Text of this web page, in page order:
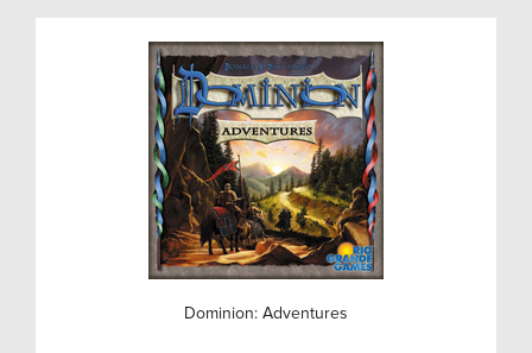
Dominion: Adventures